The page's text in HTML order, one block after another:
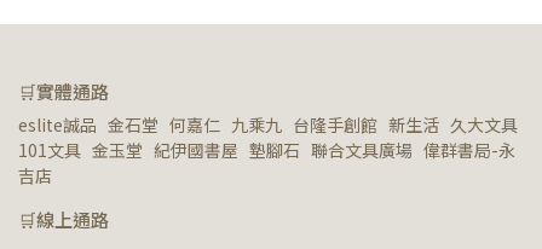
🛒實體通路
eslite誠品   金石堂   何嘉仁   九乘九   台隆手創館   新生活   久大文具
101文具   金玉堂   紀伊國書屋   墊腳石   聯合文具廣場   偉群書局-永
吉店
🛒線上通路